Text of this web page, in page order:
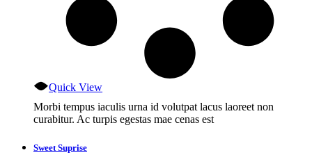
Quick View
Morbi tempus iaculis urna id volutpat lacus laoreet non
curabitur. Ac turpis egestas mae cenas est
Sweet Suprise